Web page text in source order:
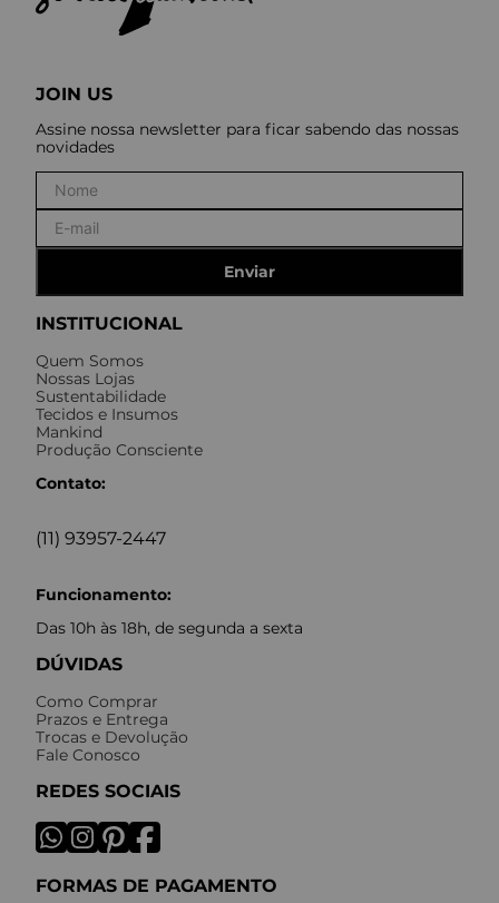
INSTITUCIONAL
Quem Somos
Nossas Lojas
Sustentabilidade
Tecidos e Insumos
Mankind
Produção Consciente
Contato:
(11) 93957-2447
Funcionamento:
Das 10h às 18h, de segunda a sexta
DÚVIDAS
Como Comprar
Prazos e Entrega
Trocas e Devolução
Fale Conosco
REDES SOCIAIS
FORMAS DE PAGAMENTO
JOIN US
Assine nossa newsletter para ficar sabendo das nossas
novidades
Enviar